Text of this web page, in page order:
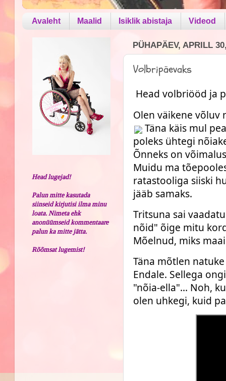
Avaleht Maalid Isiklik abistaja Videod
PÜHAPÄEV, APRILL
Volbripäevaks
Head volbriööd ja
Olen väikene võluv
Täna käis mul
poleks ühtegi
Õnneks on
Muidu ma
ratastooliga siiski
jääb samaks.
Tritsuna sai
nõid" õige mitu
Mõelnud, miks
Täna mõtlen
Endale. Sellega
"nõia-ella"... Noh,
olen uhkegi, kuid
Head lugejad!
Palun mitte kasutada
siinseid kirjutisi ilma minu
loata. Nimeta ehk
anonüümseid kommentaare
palun ka mitte jätta.
Rõõmsat lugemist!